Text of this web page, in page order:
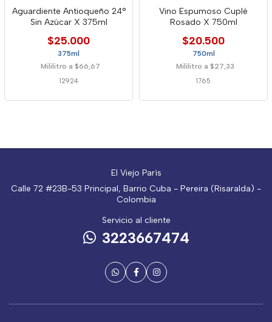
Aguardiente Antioqueño 24°
Sin Azúcar X 375ml
$25.000
375ml
Mililitro a $66,67
12924
Vino Espumoso Cuplé
Rosado X 750ml
$20.500
750ml
Mililitro a $27,33
1765
El Viejo París
Calle 72 #23B-53 Principal, Barrio Cuba - Pereira (Risaralda) -
Colombia
Servicio al cliente
3223667474